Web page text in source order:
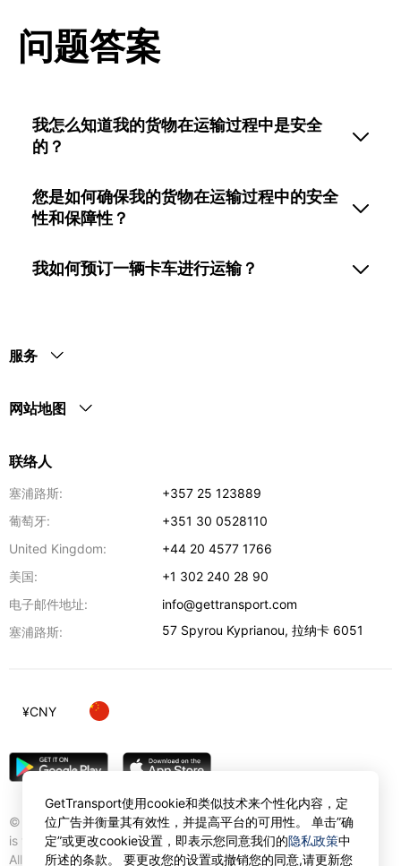
问题答案
我怎么知道我的货物在运输过程中是安全
的？
您是如何确保我的货物在运输过程中的安全
性和保障性？
我如何预订一辆卡车进行运输？
服务
网站地图
联络人
塞浦路斯:
+357 25 123889
葡萄牙:
+351 30 0528110
United Kingdom:
+44 20 4577 1766
美国:
+1 302 240 28 90
电子邮件地址:
info@gettransport.com
塞浦路斯:
57 Spyrou Kyprianou,拉纳卡 6051
© Gettransport International Limited. GetTransport®
is trademark of Gettransport International Limited.
All rights reserved.
¥CNY
GetTransport使用cookie和类似技术来个性化内容，定
位广告并衡量其有效性，并提高平台的可用性。 单击”确
定”或更改cookie设置，即表示您同意我们的隐私政策中
所述的条款。 要更改您的设置或撤销您的同意,请更新您